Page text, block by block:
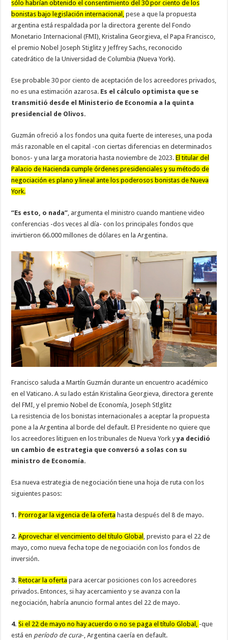
sólo habrían obtenido el consentimiento del 30 por ciento de los
bonistas bajo legislación internacional, pese a que la propuesta
argentina está respaldada por la directora gerente del Fondo
Monetario Internacional (FMI), Kristalina Georgieva, el Papa Francisco,
el premio Nobel Joseph Stiglitz y Jeffrey Sachs, reconocido
catedrático de la Universidad de Columbia (Nueva York).
Ese probable 30 por ciento de aceptación de los acreedores privados,
no es una estimación azarosa. Es el cálculo optimista que se
transmitió desde el Ministerio de Economía a la quinta
presidencial de Olivos.
Guzmán ofreció a los fondos una quita fuerte de intereses, una poda
más razonable en el capital -con ciertas diferencias en determinados
bonos- y una larga moratoria hasta noviembre de 2023.El titular del
Palacio de Hacienda cumple órdenes presidenciales y su método de
negociación es plano y lineal ante los poderosos bonistas de Nueva
York.
“Es esto, o nada”, argumenta el ministro cuando mantiene video
conferencias -dos veces al día- con los principales fondos que
invirtieron 66.000 millones de dólares en la Argentina.
Francisco saluda a Martín Guzmán durante un encuentro académico
en el Vaticano. A su lado están Kristalina Georgieva, directora gerente
del FMI, y el premio Nobel de Economía, Joseph Stlglitz
La resistencia de los bonistas internacionales a aceptar la propuesta
pone a la Argentina al borde del default. El Presidente no quiere que
los acreedores litiguen en los tribunales de Nueva York yya decidió
un cambio de estrategia que conversó a solas con su
ministro de Economía.
Esa nueva estrategia de negociación tiene una hoja de ruta con los
siguientes pasos:
1. Prorrogar la vigencia de la oferta hasta después del 8 de mayo.
2. Aprovechar el vencimiento del título Global , previsto para el 22 de
mayo, como nueva fecha tope de negociación con los fondos de
inversión.
3.Retocar la oferta para acercar posiciones con los acreedores
privados. Entonces, si hay acercamiento y se avanza con la
negociación, habría anuncio formal antes del 22 de mayo.
4. Si el 22 de mayo no hay acuerdo o no se paga el título Global, -que
está en período de cura-, Argentina caería en default.